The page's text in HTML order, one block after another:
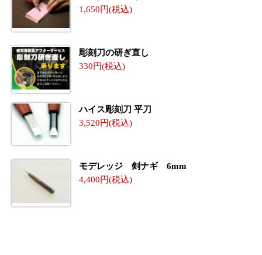
1,650
彫刻刀の研ぎ直し
330
ハイス彫刻刀 平刀
3,520
モデレッジ 剣ナギ 6mm
4,400